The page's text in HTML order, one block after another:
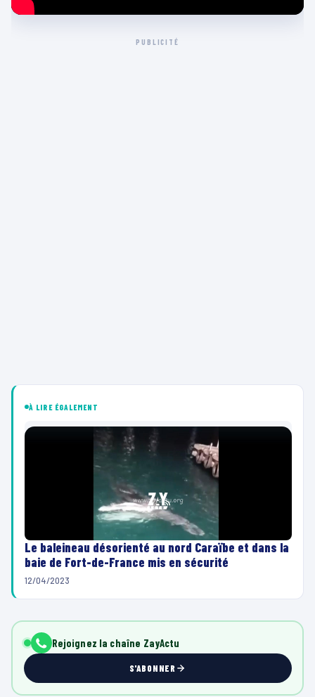
PUBLICITÉ
À LIRE ÉGALEMENT
Le baleineau désorienté au nord Caraïbe et dans la
baie de Fort-de-France mis en sécurité
12/04/2023
Rejoignez la chaîne ZayActu
S'ABONNER